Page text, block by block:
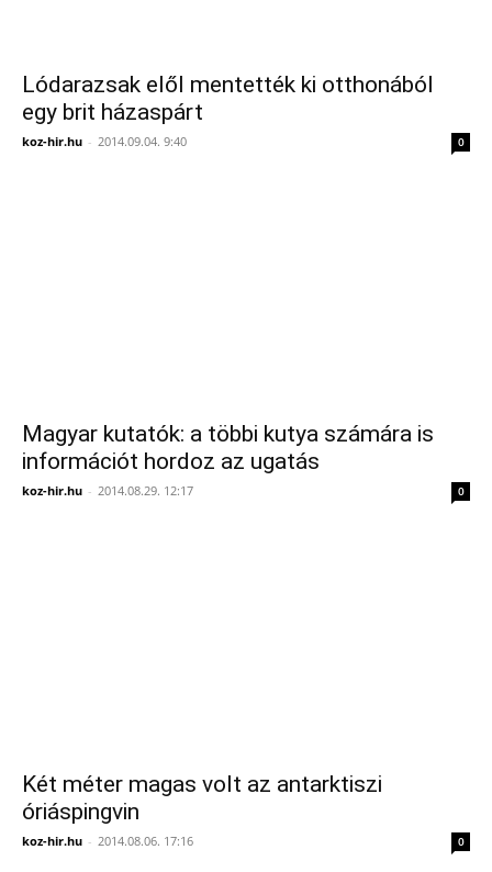
Lódarazsak elől mentették ki otthonából
egy brit házaspárt
koz-hir.hu - 2014.09.04. 9:40 0
Magyar kutatók: a többi kutya számára is
információt hordoz az ugatás
koz-hir.hu - 2014.08.29. 12:17 0
Két méter magas volt az antarktiszi
óriáspingvin
koz-hir.hu - 2014.08.06. 17:16 0